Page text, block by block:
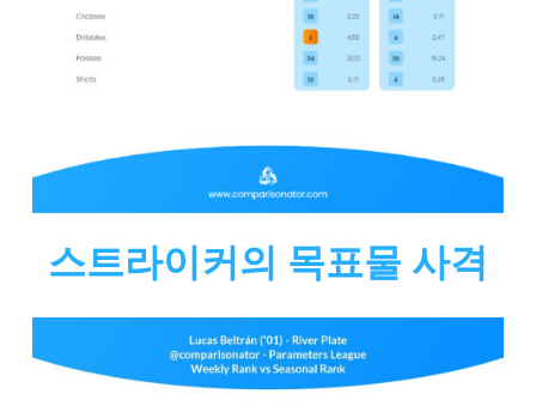
스트라이커의 목표물 사격